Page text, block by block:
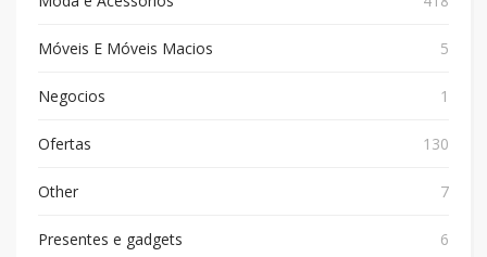
Móveis E Móveis Macios 5
Negocios 1
Ofertas 130
Other 7
Presentes e gadgets 6